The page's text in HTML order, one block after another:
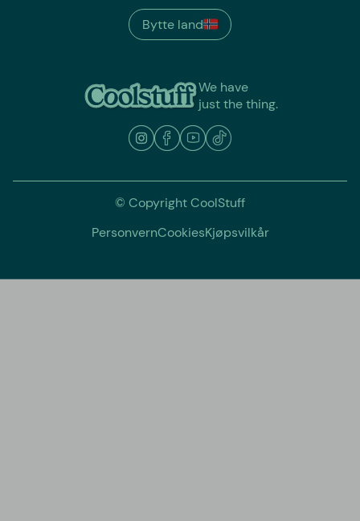
We have
just the thing.
Bytte land
© Copyright CoolStuff
PersonvernCookiesKjøpsvilkår